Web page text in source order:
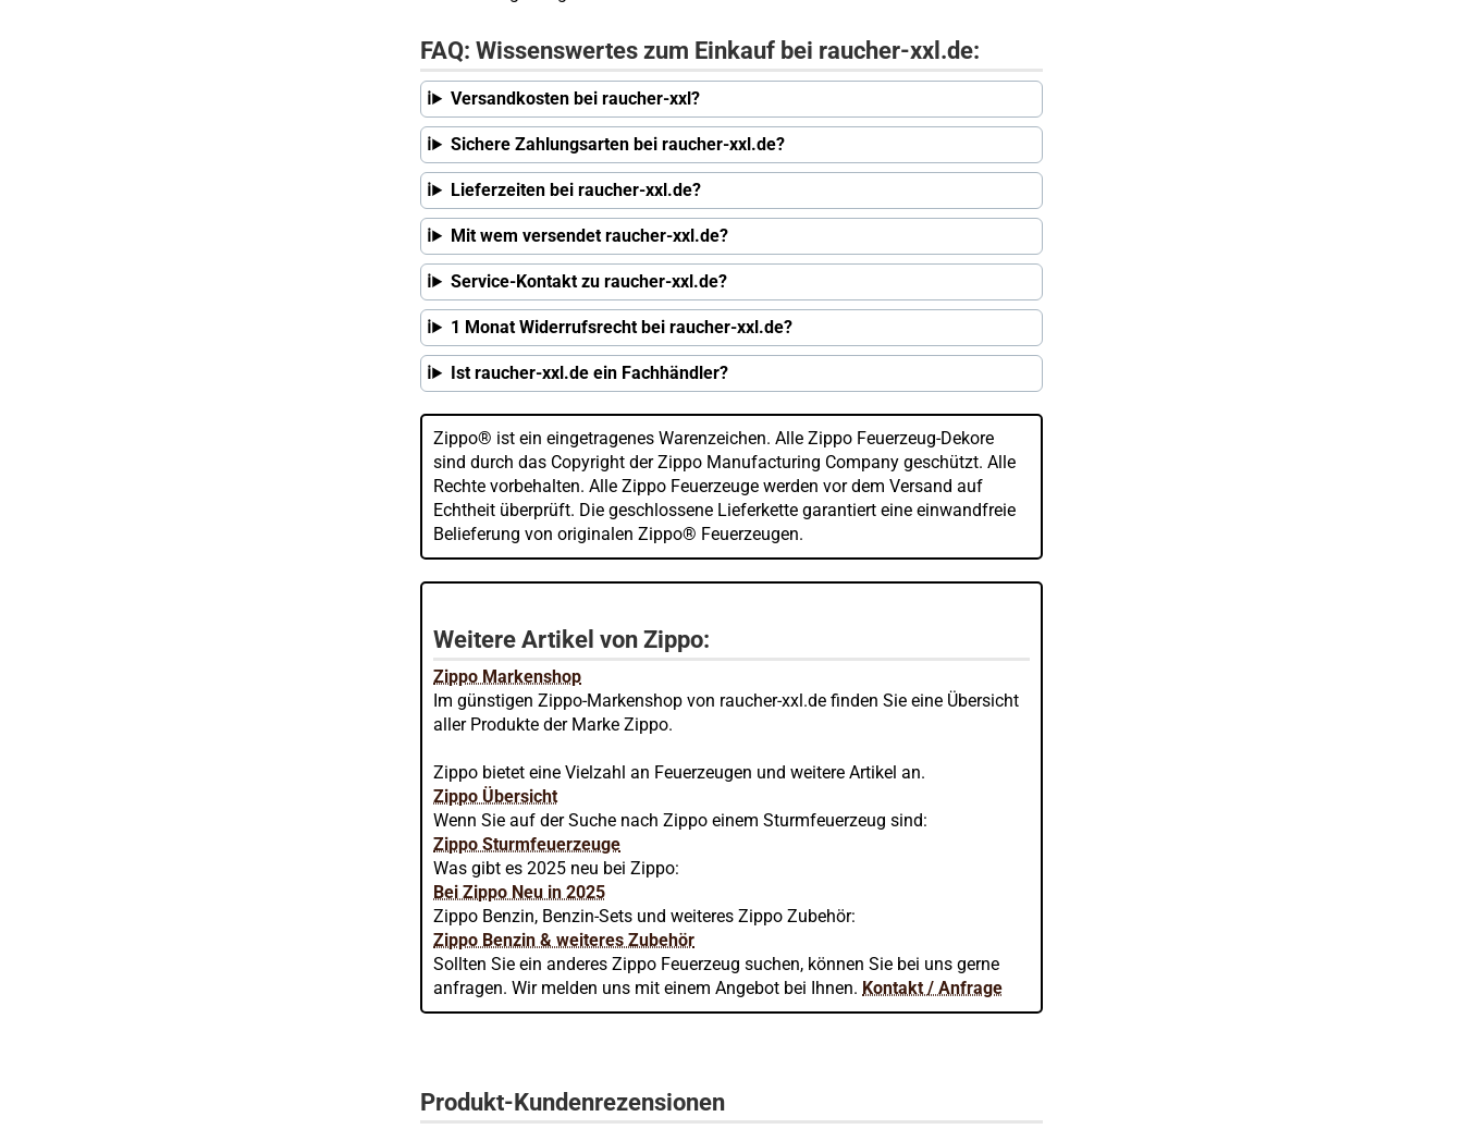
FAQ: Wissenswertes zum Einkauf bei raucher-xxl.de:
Versandkosten bei raucher-xxl?
Sichere Zahlungsarten bei raucher-xxl.de?
Lieferzeiten bei raucher-xxl.de?
Mit wem versendet raucher-xxl.de?
Service-Kontakt zu raucher-xxl.de?
1 Monat Widerrufsrecht bei raucher-xxl.de?
Ist raucher-xxl.de ein Fachhändler?
Zippo® ist ein eingetragenes Warenzeichen. Alle Zippo Feuerzeug-Dekore
sind durch das Copyright der Zippo Manufacturing Company geschützt. Alle
Rechte vorbehalten. Alle Zippo Feuerzeuge werden vor dem Versand auf
Echtheit überprüft. Die geschlossene Lieferkette garantiert eine einwandfreie
Belieferung von originalen Zippo® Feuerzeugen.
Weitere Artikel von Zippo:
Zippo Markenshop
Im günstigen Zippo-Markenshop von raucher-xxl.de finden Sie eine Übersicht
aller Produkte der Marke Zippo.
Zippo bietet eine Vielzahl an Feuerzeugen und weitere Artikel an.
Zippo Übersicht
Wenn Sie auf der Suche nach Zippo einem Sturmfeuerzeug sind:
Zippo Sturmfeuerzeuge
Was gibt es 2025 neu bei Zippo:
Bei Zippo Neu in 2025
Zippo Benzin, Benzin-Sets und weiteres Zippo Zubehör:
Zippo Benzin & weiteres Zubehör
Sollten Sie ein anderes Zippo Feuerzeug suchen, können Sie bei uns gerne
anfragen. Wir melden uns mit einem Angebot bei Ihnen. Kontakt / Anfrage
Produkt-Kundenrezensionen